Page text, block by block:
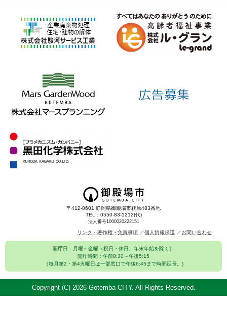
〒412-8601 静岡県御殿場市萩原483番地
TEL：0550-83-1212(代)
法人番号1000020222151
リンク・著作権・免責事項 個人情報保護 お問い合わせ
開庁日：月曜～金曜（祝日・休日、年末年始を除く）
開庁時間：午前8:30～午後5:15
（毎月第2・第4火曜日は一部窓口で午後6:45まで時間延長。)
Copyright (C) 2026 Gotemba CITY. All Rights Reserved.